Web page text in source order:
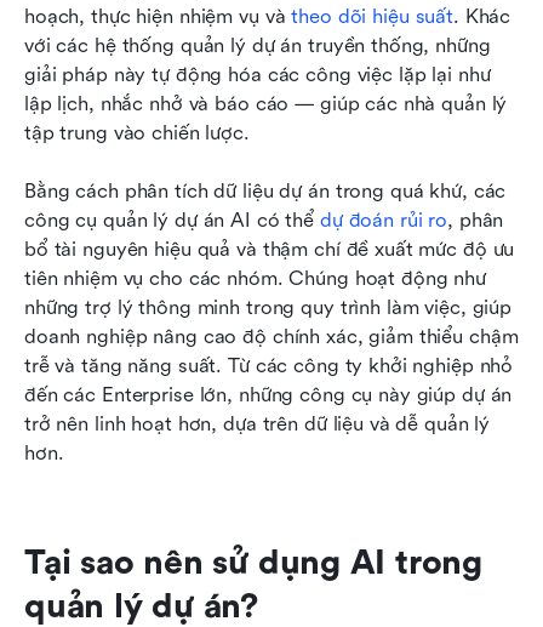
hoạch, thực hiện nhiệm vụ và theo dõi hiệu suất. Khác
với các hệ thống quản lý dự án truyền thống, những
giải pháp này tự động hóa các công việc lặp lại như
lập lịch, nhắc nhở và báo cáo — giúp các nhà quản lý
tập trung vào chiến lược.
Bằng cách phân tích dữ liệu dự án trong quá khứ, các
công cụ quản lý dự án AI có thể dự đoán rủi ro, phân
bổ tài nguyên hiệu quả và thậm chí đề xuất mức độ ưu
tiên nhiệm vụ cho các nhóm. Chúng hoạt động như
những trợ lý thông minh trong quy trình làm việc, giúp
doanh nghiệp nâng cao độ chính xác, giảm thiểu chậm
trễ và tăng năng suất. Từ các công ty khởi nghiệp nhỏ
đến các Enterprise lớn, những công cụ này giúp dự án
trở nên linh hoạt hơn, dựa trên dữ liệu và dễ quản lý
hơn.
Tại sao nên sử dụng AI trong
quản lý dự án?